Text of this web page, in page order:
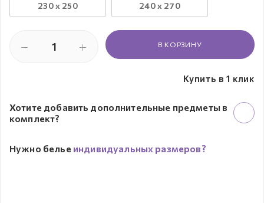
230 х 250 240 x 270
В КОРЗИНУ
Купить в 1 клик
Хотите добавить дополнительные предметы в
комплект?
Нужно белье индивидуальных размеров?